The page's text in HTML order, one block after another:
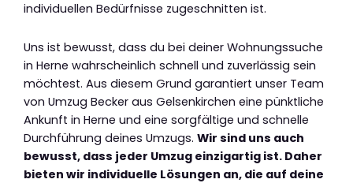
individuellen Bedürfnisse zugeschnitten ist.
Uns ist bewusst, dass du bei deiner Wohnungssuche
in Herne wahrscheinlich schnell und zuverlässig sein
möchtest. Aus diesem Grund garantiert unser Team
von Umzug Becker aus Gelsenkirchen eine pünktliche
Ankunft in Herne und eine sorgfältige und schnelle
Durchführung deines Umzugs. Wir sind uns auch
bewusst, dass jeder Umzug einzigartig ist. Daher
bieten wir individuelle Lösungen an, die auf deine